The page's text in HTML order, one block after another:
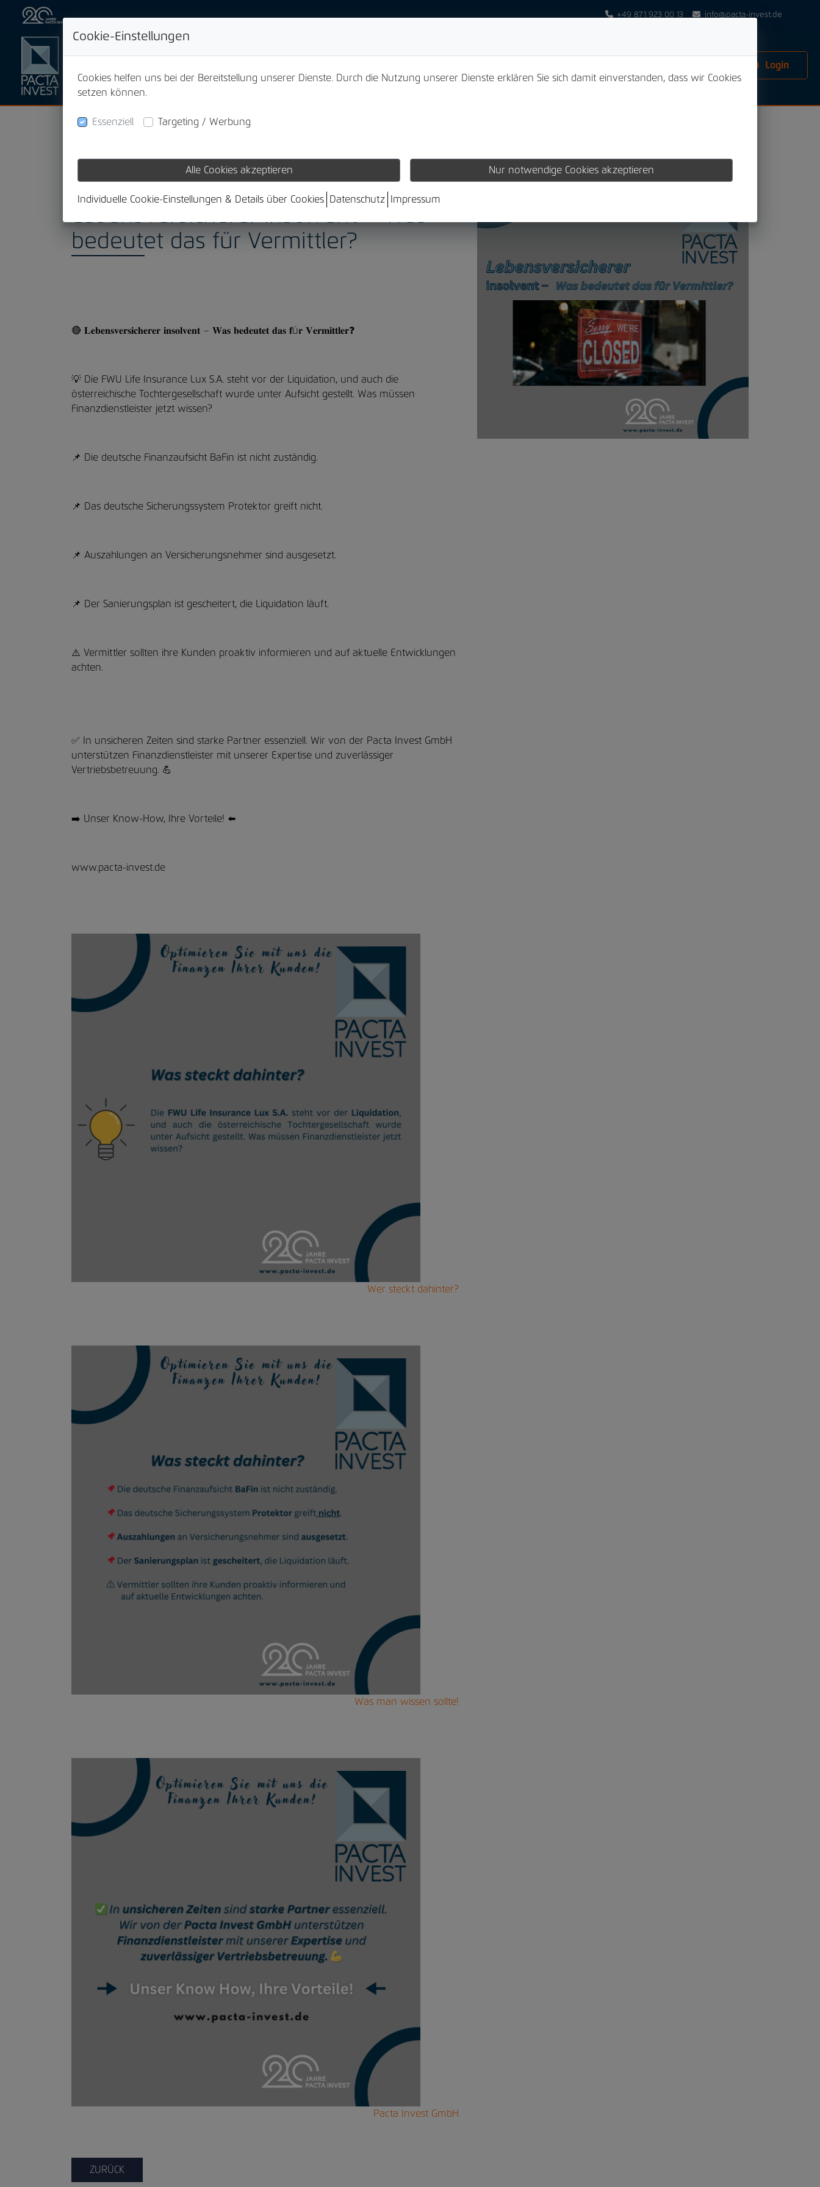
+49 871 923 00 13 info@pacta-invest.de
Login
07.02.2025
Lebensversicherer insolvent – Was
bedeutet das für Vermittler?
🔴 𝐋𝐞𝐛𝐞𝐧𝐬𝐯𝐞𝐫𝐬𝐢𝐜𝐡𝐞𝐫𝐞𝐫 𝐢𝐧𝐬𝐨𝐥𝐯𝐞𝐧𝐭 – 𝐖𝐚𝐬 𝐛𝐞𝐝𝐞𝐮𝐭𝐞𝐭 𝐝𝐚𝐬 𝐟ü𝐫 𝐕𝐞𝐫𝐦𝐢𝐭𝐭𝐥𝐞𝐫❓
💡 Die FWU Life Insurance Lux S.A. steht vor der Liquidation, und auch die
österreichische Tochtergesellschaft wurde unter Aufsicht gestellt. Was müssen
Finanzdienstleister jetzt wissen?
📌 Die deutsche Finanzaufsicht BaFin ist nicht zuständig.
📌 Das deutsche Sicherungssystem Protektor greift nicht.
📌 Auszahlungen an Versicherungsnehmer sind ausgesetzt.
📌 Der Sanierungsplan ist gescheitert, die Liquidation läuft.
⚠️ Vermittler sollten ihre Kunden proaktiv informieren und auf aktuelle Entwicklungen
achten.
✅ In unsicheren Zeiten sind starke Partner essenziell. Wir von der Pacta Invest GmbH
unterstützen Finanzdienstleister mit unserer Expertise und zuverlässiger
Vertriebsbetreuung. 💪
➡️ Unser Know-How, Ihre Vorteile! ⬅️
www.pacta-invest.de
Wer steckt dahinter?
Was man wissen sollte!
Pacta Invest GmbH
ZURÜCK
Cookie-Einstellungen
Cookies helfen uns bei der Bereitstellung unserer Dienste. Durch die Nutzung unserer Dienste erklären Sie sich damit einverstanden, dass wir Cookies
setzen können.
Essenziell Targeting / Werbung
Alle Cookies akzeptieren Nur notwendige Cookies akzeptieren
Individuelle Cookie-Einstellungen & Details über Cookies Datenschutz Impressum